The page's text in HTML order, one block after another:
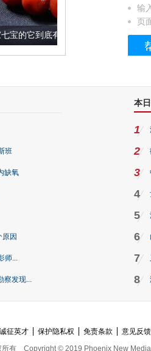
美？
输
页
班
缺氧
因
师...
察发现...
本
1
2
3
4
5
6
7
8
诚征英才 保护隐私权 免责条款 意见反馈
所有 Copyright © 2019 Phoenix New